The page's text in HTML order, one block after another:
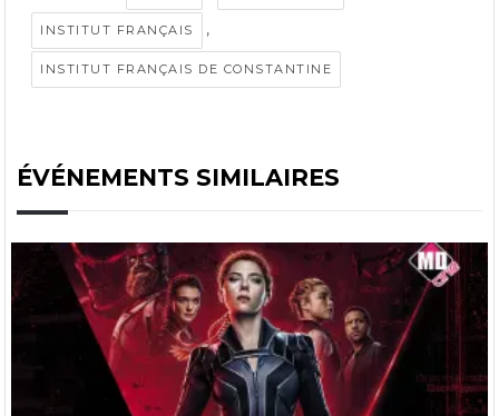
INSTITUT FRANÇAIS ,
INSTITUT FRANÇAIS DE CONSTANTINE
ÉVÉNEMENTS SIMILAIRES